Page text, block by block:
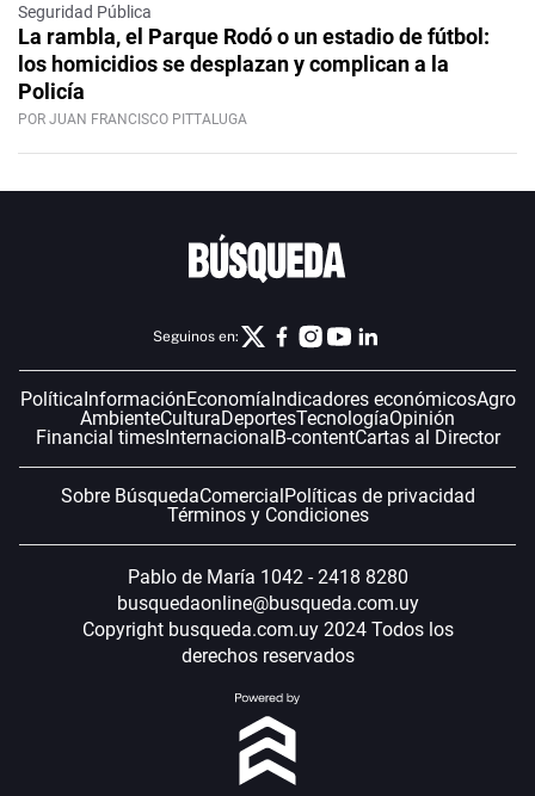
Seguridad Pública
La rambla, el Parque Rodó o un estadio de fútbol:
los homicidios se desplazan y complican a la
Policía
POR JUAN FRANCISCO PITTALUGA
Seguinos en:
Política InformaciónEconomía Indicadores económicosAgro
AmbienteCulturaDeportesTecnologíaOpinión
Financial timesInternacional B-contentCartas al Director
Sobre BúsquedaComercial Políticas de privacidad
Términos y Condiciones
Pablo de María 1042 - 2418 8280
busquedaonline@busqueda.com.uy
Copyright busqueda.com.uy 2024 Todos los
derechos reservados